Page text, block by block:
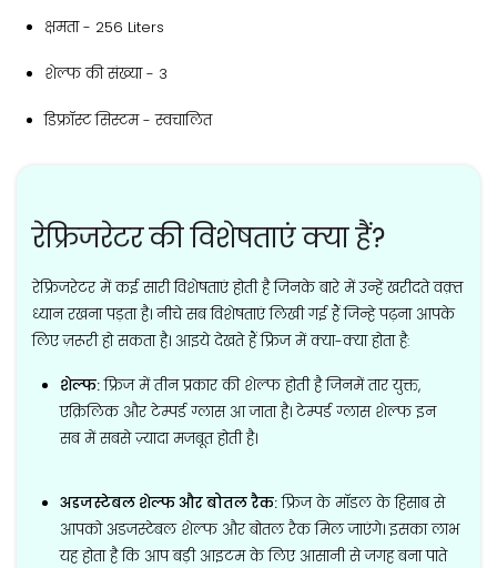
क्षमता​ - ‎256 Liters
शेल्फ की संख्या - ‎3
डिफ्रॉस्ट सिस्टम - स्वचालित
रेफ्रिजरेटर की विशेषताएं क्या हैं?
रेफ्रिजरेटर में कई सारी विशेषताएं होती है जिनके बारे में उन्हें खरीदते वक़्त
ध्यान रखना पड़ता है। नीचे सब विशेषताएं लिखी गई हैं जिन्हे पढ़ना आपके
लिए ज़रूरी हो सकता है। आइये देखते हैं फ्रिज में क्या-क्या होता है:
शेल्फ:फ्रिज में तीन प्रकार की शेल्फ होती है जिनमें तार युक्त,
एक्रिलिक और टेम्पर्ड ग्लास आ जाता है। टेम्पर्ड ग्लास शेल्फ इन
सब में सबसे ज़्यादा मजबूत होती है।
अडजस्टेबल शेल्फ और बोतल रैक:फ्रिज के मॉडल के हिसाब से
आपको अडजस्टेबल शेल्फ और बोतल रैक मिल जाएंगे। इसका लाभ
यह होता है कि आप बड़ी आइटम के लिए आसानी से जगह बना पाते